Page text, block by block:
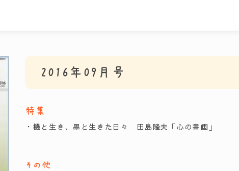
2016年09月号
特集
・機と生き、墨と生きた日々 田島隆夫「心の書画」
その他